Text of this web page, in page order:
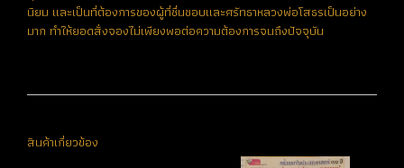
นิยม และเป็นที่ต้องการของผู้ที่ชื่นชอบและศรัทธาหลวงพ่อโสธรเป็นอย่าง
มาก ทำให้ยอดสั่งจองไม่เพียงพอต่อความต้องการจนถึงปัจจุบัน
สินค้าเกี่ยวข้อง